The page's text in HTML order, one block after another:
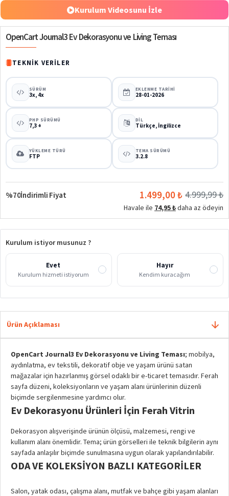
Kurulum Videosunu İzle
OpenCart Journal3 Ev Dekorasyonu ve Living Teması
TEKNIK VERILER
SÜRÜM
3x, 4x
EKLENME TARIHI
28-01-2026
PHP SÜRÜMÜ
7,3 +
DIL
Türkçe, İngilizce
YÜKLEME TÜRÜ
FTP
TEMA SÜRÜMÜ
3.2.8
İndirimli Fiyat
%70 1.499,00 ₺ 4.999,99 ₺
Havale ile 74,95 ₺daha az ödeyin
Kurulum istiyor musunuz ?
Evet
Kurulum hizmeti istiyorum
Hayır
Kendim kuracağım
Ürün Açıklaması
OpenCart Journal3 Ev Dekorasyonu ve Living Teması; mobilya,
aydınlatma, ev tekstili, dekoratif obje ve yaşam ürünü satan
mağazalar için hazırlanmış görsel odaklı bir e-ticaret temasıdır. Ferah
sayfa düzeni, koleksiyonların ve yaşam alanı ürünlerinin düzenli
biçimde sergilenmesine yardımcı olur.
Ev Dekorasyonu Ürünleri İçin Ferah Vitrin
Dekorasyon alışverişinde ürünün ölçüsü, malzemesi, rengi ve
kullanım alanı önemlidir. Tema; ürün görselleri ile teknik bilgilerin aynı
sayfada anlaşılır biçimde sunulmasına uygun olarak yapılandırılabilir.
ODA VE KOLEKSIYON BAZLI KATEGORILER
Salon, yatak odası, çalışma alanı, mutfak ve bahçe gibi yaşam alanları